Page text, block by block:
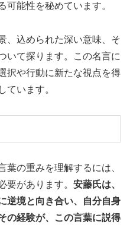
可能性を秘めています。
、込められた深い意味、そ
いて探ります。この名言に
択や行動に新たな視点を得
ています。
葉の重みを理解するには、
要があります。 安藤氏は、
逆境と向き合い、自分自身
の経験が、この言葉に説得